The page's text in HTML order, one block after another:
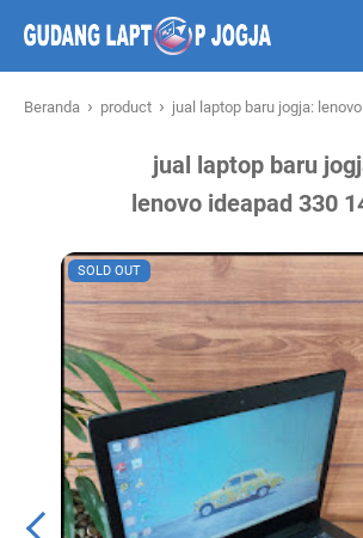
Beranda › product › jual laptop baru jogja:
jual laptop baru
lenovo ideapad 330
SOLD OUT